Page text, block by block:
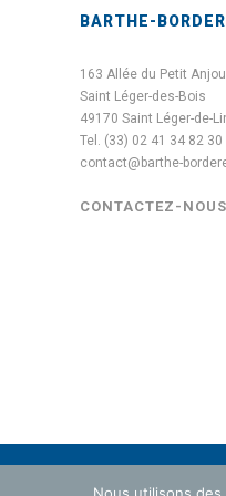
BARTHE-
163 Allée du Petit Anjou
Saint Léger-des-Bois
49170 Saint Léger-de-
Tel. (33) 02 41 34 82 30
contact@barthe-
CONTACTEZ-NOUS